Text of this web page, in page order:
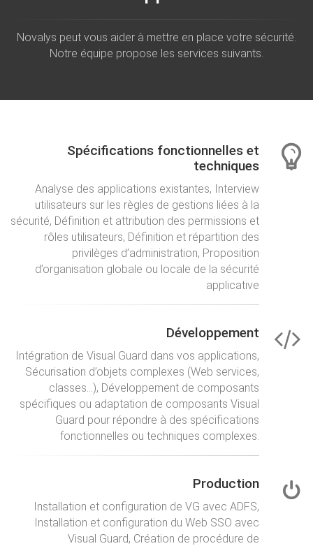
Novalys peut vous aider à mettre en place votre sécurité.
Notre équipe propose les services suivants.
Spécifications fonctionnelles et
techniques
Analyse des applications existantes, Interview
utilisateurs sur les règles de gestions liées à la
sécurité, Définition et attribution des permissions et
rôles utilisateurs, Définition et répartition des
privilèges d’administration, Proposition
d’organisation globale ou locale de la sécurité
applicative
Développement
Intégration de Visual Guard dans vos applications,
Sécurisation d’objets complexes (Web services,
classes...), Développement de composants
spécifiques ou adaptation de composants Visual
Guard pour répondre à des spécifications
fonctionnelles ou techniques complexes.
Production
Installation et configuration de VG avec ADFS,
Installation et configuration du Web SSO avec
Visual Guard, Création de procédure de